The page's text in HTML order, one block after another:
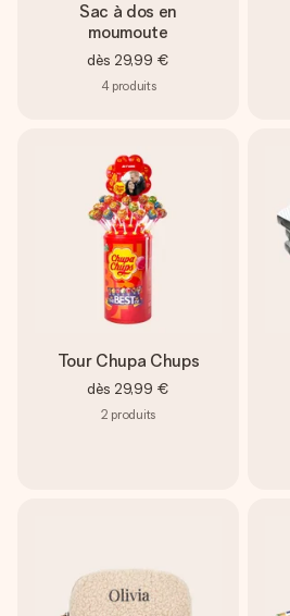
Sac à dos en
moumoute
dès 29,99 €
4 produits
Tour Chupa Chups
dès 29,99 €
2 produits